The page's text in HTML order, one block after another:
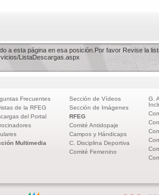
a esta página en esa posición.Por favor Revise la
ListaDescargas.aspx
Frecuentes
de la RFEG
del Portal
Multimedia
Sección de Vídeos
Sección de Imágenes
RFEG
Comité Antidopaje
Campos y Hándicaps
C. Disciplina Deportiva
Comité Femenino
G.